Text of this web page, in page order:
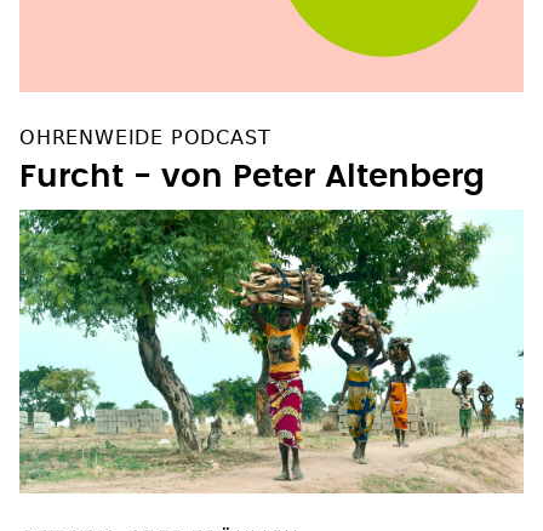
OHRENWEIDE PODCAST
Furcht - von Peter Altenberg